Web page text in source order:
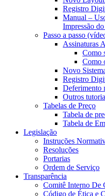
Registro
Manual –
Impressão
Passo a passo
Assinaturas
Como
Como
Novo
Registro
Deferimento
Outros
Tabelas de Preço
Tabela de
Tabela de
Legislação
Instruções
Resoluções
Portarias
Ordem de Serviço
Transparência
Comitê Interno De
Código de Ética e